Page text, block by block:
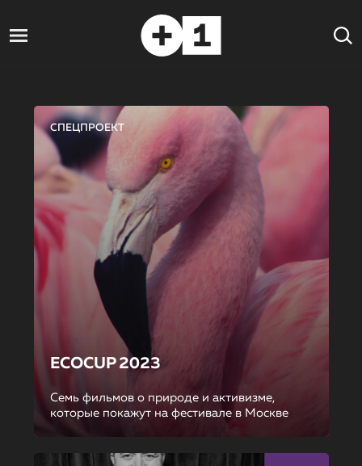
СПЕЦПРОЕКТ
ECOCUP 2023
Семь фильмов о природе и активизме,
которые покажут на фестивале в Москве